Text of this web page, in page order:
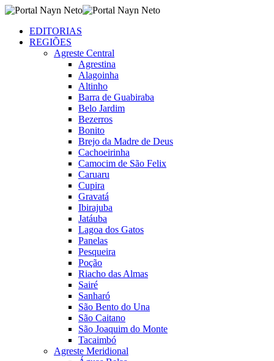
EDITORIAS
REGIÕES
Agreste Central
Agrestina
Alagoinha
Altinho
Barra de Guabiraba
Belo Jardim
Bezerros
Bonito
Brejo da Madre de Deus
Cachoeirinha
Camocim de São Felix
Caruaru
Cupira
Gravatá
Ibirajuba
Jatáuba
Lagoa dos Gatos
Panelas
Pesqueira
Poção
Riacho das Almas
Sairé
Sanharó
São Bento do Una
São Caitano
São Joaquim do Monte
Tacaimbó
Agreste Meridional